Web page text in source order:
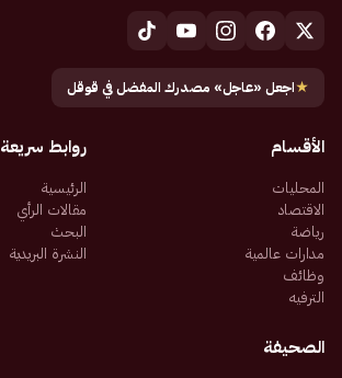
★اجعل «عاجل» مصدرك المفضل في قوقل
الأقسام
المحليات
الاقتصاد
رياضة
مدارات عالمية
وظائف
الترفيه
روابط سريعة
الرئيسية
مقالات الرأي
البحث
النشرة البريدية
الصحيفة